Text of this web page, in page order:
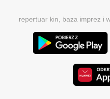
repertuar kin, baza imprez i